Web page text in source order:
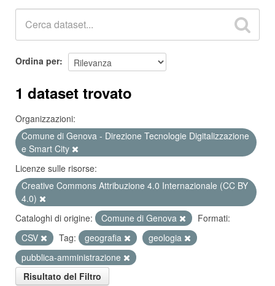
Ordina per
1 dataset trovato
Organizzazioni:
Comune di Genova - Direzione Tecnologie Digitalizzazione
e Smart City
Licenze sulle risorse:
Creative Commons Attribuzione 4.0 Internazionale (CC BY
4.0)
Cataloghi di origine:
Comune di Genova
Formati:
CSV
Tag: geografia
geologia
pubblica-amministrazione
Risultato del Filtro